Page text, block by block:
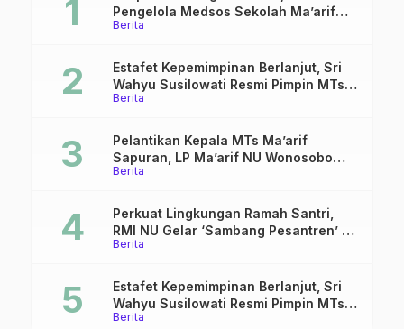
Berita
Pengelola Medsos Sekolah Ma’arif
Pekalongan Ikuti Pelatihan Literasi
Berita
Estafet Kepemimpinan Berlanjut, Sri
Wahyu Susilowati Resmi Pimpin MTs
Ma’arif Sapuran
Berita
Pelantikan Kepala MTs Ma’arif
Sapuran, LP Ma’arif NU Wonosobo
Tekankan Lima Amanah
Berita
Perkuat Lingkungan Ramah Santri,
RMI NU Gelar ‘Sambang Pesantren’ di
Pati
Berita
Estafet Kepemimpinan Berlanjut, Sri
Wahyu Susilowati Resmi Pimpin MTs
Ma’arif Sapuran